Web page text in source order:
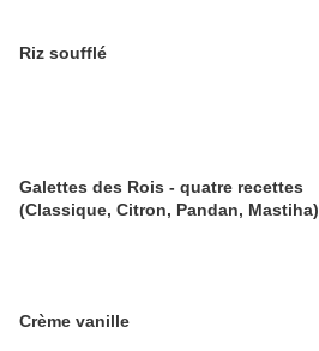
Riz soufflé
Galettes des Rois - quatre recettes
(Classique, Citron, Pandan, Mastiha)
Crème vanille